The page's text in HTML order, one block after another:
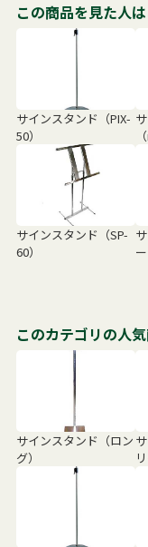
この商品を見た人
サインスタンド（PIX-
50）
サインスタンド（SP-
60）
このカテゴリの人
サインスタンド（ロン
グ）